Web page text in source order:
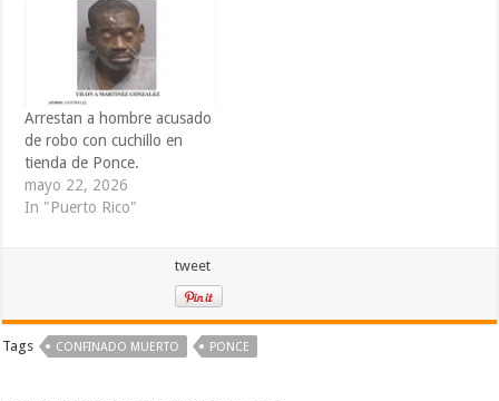
Arrestan a hombre acusado
de robo con cuchillo en
tienda de Ponce.
mayo 22, 2026
In "Puerto Rico"
tweet
Tags CONFINADO MUERTO PONCE